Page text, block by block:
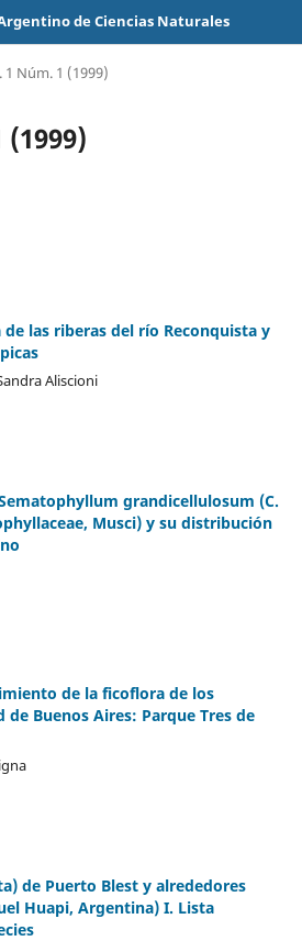
de Ciencias Naturales
1 Núm. 1 (1999)
las riberas del río Reconquista y
Aliscioni
grandicellulosum (C.
Musci) y su distribución
de la ficoflora de los
de Buenos Aires: Parque Tres de
de Puerto Blest y alrededores
Huapi, Argentina) I. Lista